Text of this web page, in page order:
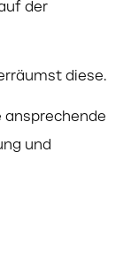
der
diese.
und